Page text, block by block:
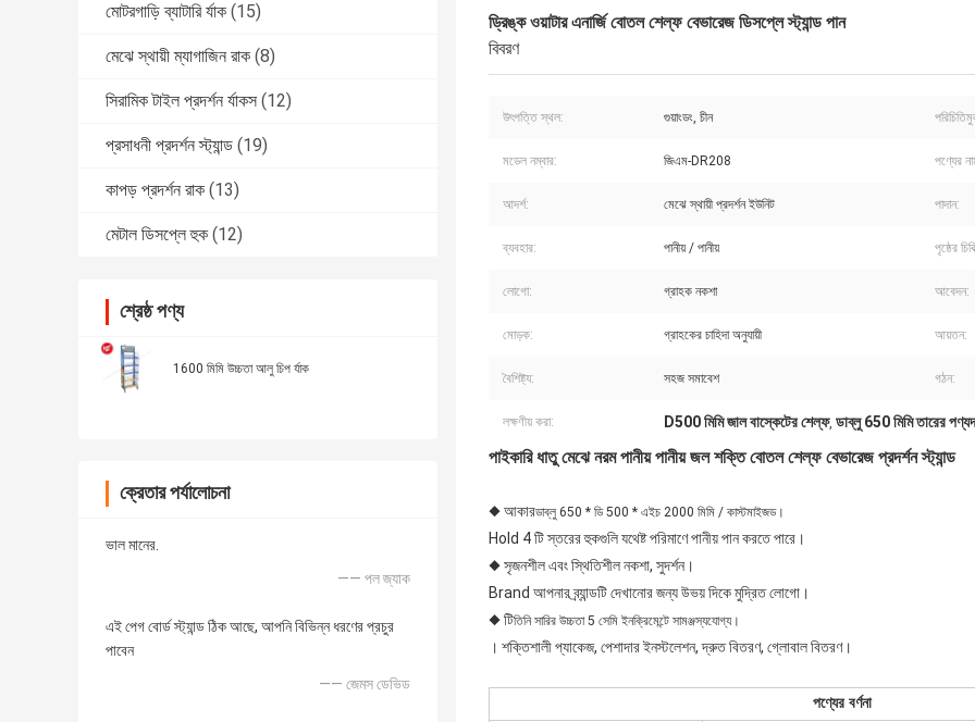
মোটরগাড়ি ব্যাটারি র্যাক (15)
মেঝে স্থায়ী ম্যাগাজিন রাক (8)
সিরামিক টাইল প্রদর্শন র্যাকস (12)
প্রসাধনী প্রদর্শন স্ট্যান্ড (19)
কাপড় প্রদর্শন রাক (13)
মেটাল ডিসপ্লে হুক (12)
শ্রেষ্ঠ পণ্য
1600 মিমি উচ্চতা আলু চিপ র্যাক
ক্রেতার পর্যালোচনা
ভাল মানের.
—— পল জ্যাক
এই পেগ বোর্ড স্ট্যান্ড ঠিক আছে, আপনি বিভিন্ন ধরণের প্রচুর
পাবেন
—— জেমস ডেভিড
ড্রিঙ্ক ওয়াটার এনার্জি বোতল শেল্ফ বেভারেজ ডিসপ্লে স্ট্যান্ড পান
বিবরণ
উৎপত্তি স্থল: গুয়াংডং, চীন
মডেল নম্বার: জিএম-DR208 পণ্যের
আদর্শ: মেঝে স্থায়ী প্রদর্শন ইউনিট পাদান:
ব্যবহার: পানীয় / পানীয় পৃষ্ঠের
লোগো: গ্রাহক নকশা আবেদন:
মোড়ক: গ্রাহকের চাহিদা অনুযায়ী আয়তন:
বৈশিষ্ট্য: সহজ সমাবেশ গঠন:
লক্ষণীয় করা: D500 মিমি জাল বাস্কেটের শেল্ফ, ডাব্লু 650 মিমি তারের
পাইকারি ধাতু মেঝে নরম পানীয় পানীয় জল শক্তি বোতল শেল্ফ বেভারেজ প্রদর্শন স্ট্যান্ড
◆ আকারডাব্লু 650 * ডি 500 * এইচ 2000 মিমি / কাস্টমাইজড।
Hold 4 টি স্তরের হুকগুলি যথেষ্ট পরিমাণে পানীয় পান করতে পারে।
◆ সৃজনশীল এবং স্থিতিশীল নকশা, সুদর্শন।
Brand আপনার ব্র্যান্ডটি দেখানোর জন্য উভয় দিকে মুদ্রিত লোগো।
◆ টিতিনি সারির উচ্চতা 5 সেমি ইনক্রিমেন্টে সামঞ্জস্যযোগ্য।
। শক্তিশালী প্যাকেজ, পেশাদার ইনস্টলেশন, দ্রুত বিতরণ, গ্লোবাল বিতরণ।
পণ্যের বর্ণনা